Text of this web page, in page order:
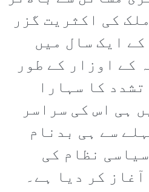
کی اکثریت گزر
ایک سال میں
کے اوزار کے طور
کا سہارا
ہی اس کی سراسر
سے ہی بدنام
نظام کی
کر دیا ہے۔